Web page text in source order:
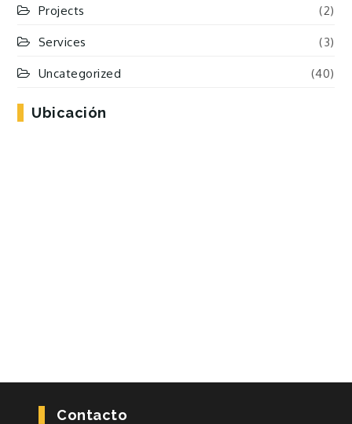
Projects (2)
Services (3)
Uncategorized (40)
Ubicación
Contacto